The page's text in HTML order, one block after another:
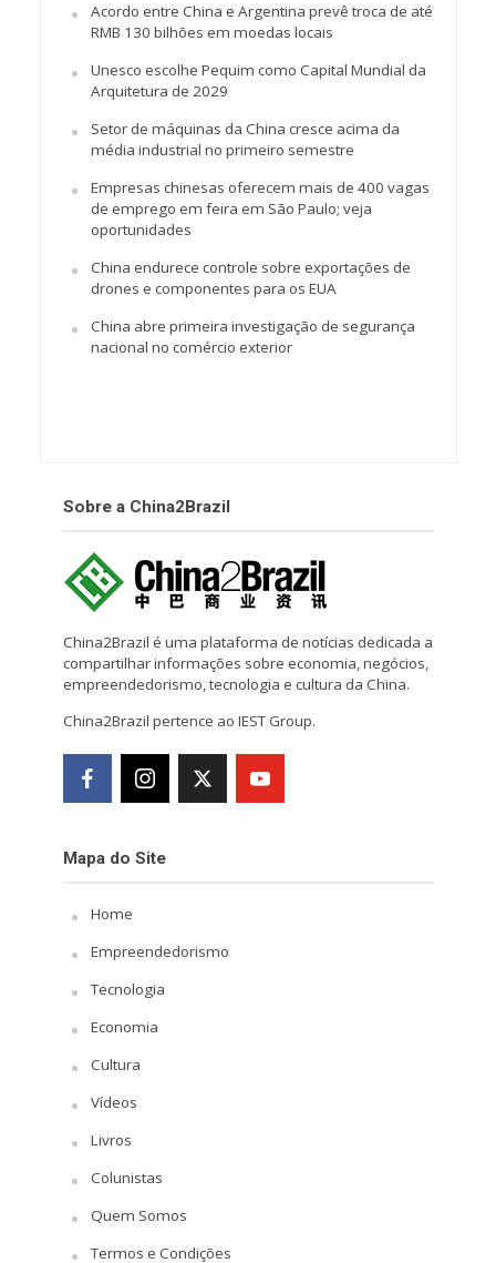
Acordo entre China e Argentina prevê troca de até
RMB 130 bilhões em moedas locais
Unesco escolhe Pequim como Capital Mundial da
Arquitetura de 2029
Setor de máquinas da China cresce acima da
média industrial no primeiro semestre
Empresas chinesas oferecem mais de 400 vagas
de emprego em feira em São Paulo; veja
oportunidades
China endurece controle sobre exportações de
drones e componentes para os EUA
China abre primeira investigação de segurança
nacional no comércio exterior
Sobre a China2Brazil
China2Brazil é uma plataforma de notícias dedicada a
compartilhar informações sobre economia, negócios,
empreendedorismo, tecnologia e cultura da China.
China2Brazil pertence ao IEST Group.
Mapa do Site
Home
Empreendedorismo
Tecnologia
Economia
Cultura
Vídeos
Livros
Colunistas
Quem Somos
Termos e Condições